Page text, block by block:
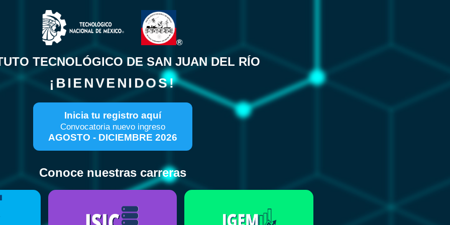
TECNOLÓGICO DE SAN JUAN DEL RÍO
¡BIENVENIDOS!
Inicia tu registro aquí
Convocatoria nuevo ingreso
AGOSTO - DICIEMBRE 2026
Conoce nuestras carreras